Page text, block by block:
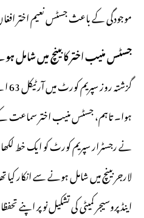
موجودگی کے باعث جسٹس نعیم اختر
جسٹس منیب اختر کا بینچ میں شامل
ہوا۔ تاہم، جسٹس منیب اختر
نے رجسٹرار سپریم کورٹ کو ایک خط
لارجر بینچ میں شامل ہونے سے انکار
اینڈ پروسیجر کمیٹی کی تشکیل نو پر اپنے